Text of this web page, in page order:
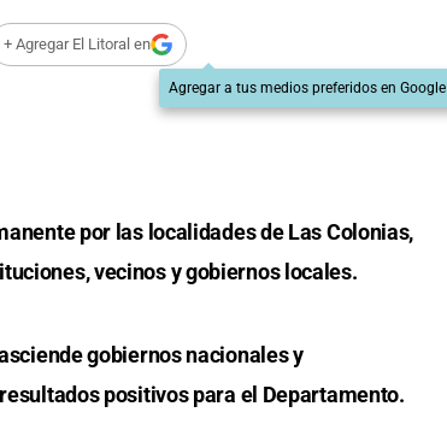
+ Agregar El Litoral en
Agregar a tus medios preferidos en Google
por las localidades de Las Colonias,
vecinos y gobiernos locales.
gobiernos nacionales y
positivos para el Departamento.